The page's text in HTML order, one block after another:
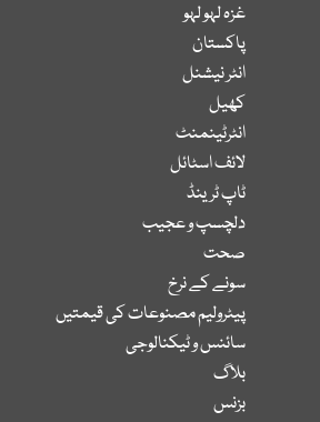
غزہ لہو لہو
پاکستان
انٹر نیشنل
کھیل
انٹرٹینمنٹ
لائف اسٹائل
ٹاپ ٹرینڈ
دلچسپ و عجیب
صحت
سونے کے نرخ
پیٹرولیم مصنوعات کی قیمتیں
سائنس و ٹیکنالوجی
بلاگ
بزنس